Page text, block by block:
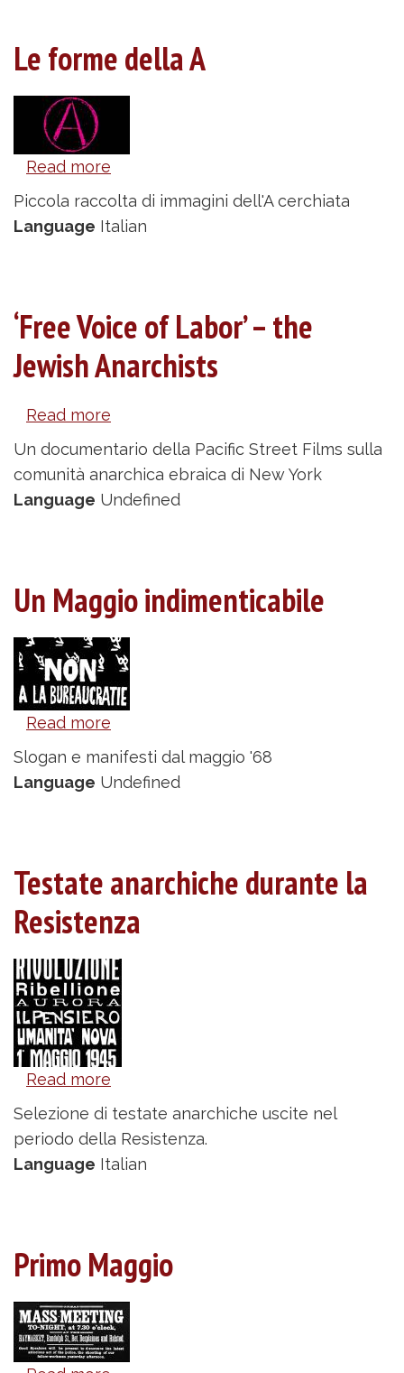
Le forme della A
Read more
Le
forme
Piccola raccolta di immagini dell'A cerchiata
Language Italian
‘Free Voice of Labor’ – the
Jewish Anarchists
Read more
‘Free
Voice
of
Jewish
Anarchists
Un documentario della Pacific Street Films sulla
comunità anarchica ebraica di New York
Language Undefined
Un Maggio indimenticabile
Read more
Un
Maggio
Slogan e manifesti dal maggio '68
Language Undefined
Testate anarchiche durante la
Resistenza
Read more
Testate
anarchiche
durante
Selezione di testate anarchiche uscite nel
periodo della Resistenza.
Language Italian
Primo Maggio